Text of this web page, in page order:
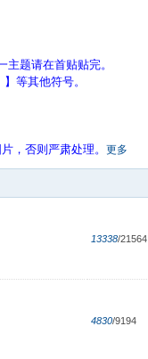
题请在首贴贴完。
等其他符号。
，否则严肃处理。 更多
13338/21564
4830/9194